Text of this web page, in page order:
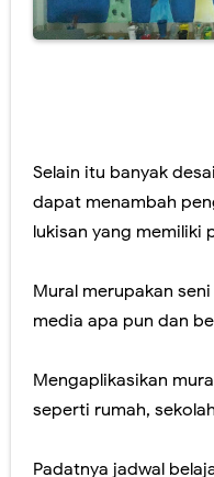
Harga
Jasa Lukis
Lukisan Mural
Selain itu banyak
dapat menambah
lukisan yang memiliki
Mural merupakan
media apa pun dan
Mengaplikasikan
seperti rumah,
Padatnya jadwal